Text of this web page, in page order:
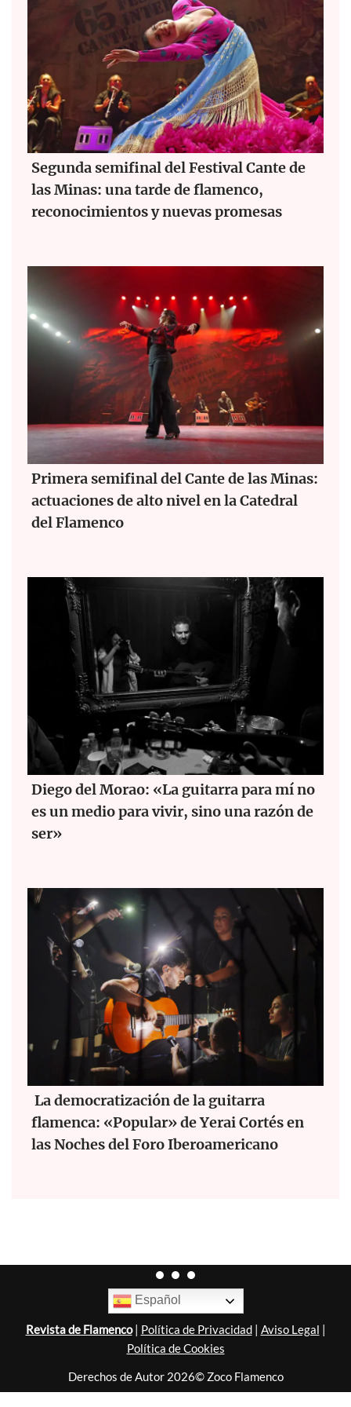
Segunda semifinal del Festival Cante de
las Minas: una tarde de flamenco,
reconocimientos y nuevas promesas
Primera semifinal del Cante de las Minas:
actuaciones de alto nivel en la Catedral
del Flamenco
Diego del Morao: «La guitarra para mí no
es un medio para vivir, sino una razón de
ser»
La democratización de la guitarra
flamenca: «Popular» de Yerai Cortés en
las Noches del Foro Iberoamericano
Español
Revista de Flamenco| Política de Privacidad| Aviso Legal |
Política de Cookies
Derechos de Autor 2026© Zoco Flamenco